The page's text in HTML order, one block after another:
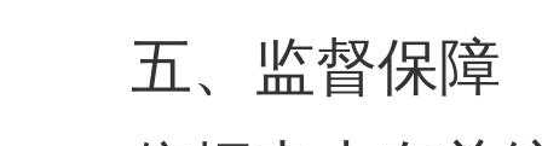
五、监督保障